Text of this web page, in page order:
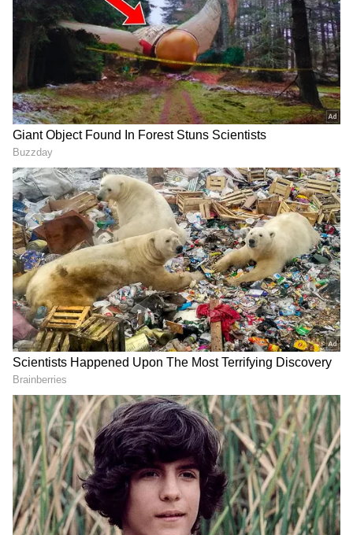
ஏசியாநெட் தமிழ்-ஐ உங்கள் முதன்மைத்
தேர்வாக்குங்கள்
2
5
Image Credit :Getty
இந்தியாவில் ஏன் பெரிய தாக்கம்
இல்லை?